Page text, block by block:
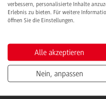
Studieninhalte
Abschluss & Karriere
verbessern, personalisierte Inhalte
Erlebnis zu bieten. Für weitere
öffnen Sie die Einstellungen.
Alle akzeptieren
Nein, anpassen